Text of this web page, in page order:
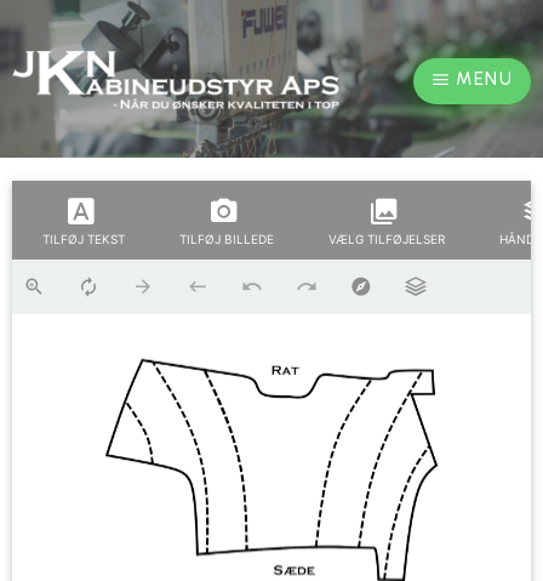
MENU
TILFØJ TEKST TILFØJ BILLEDE VÆLG TILFØJELSER